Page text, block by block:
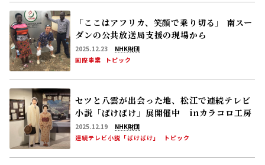
「ここはアフリカ、笑顔で乗り切る」 南スー
ダンの公共放送局支援の現場から
2025.12.23
NHK財団
国際事業
トピック
セツと八雲が出会った地、松江で連続テレビ
小説「ばけばけ」展開催中 inカラコロ工房
2025.12.19
NHK財団
連続テレビ小説「ばけばけ」
トピック